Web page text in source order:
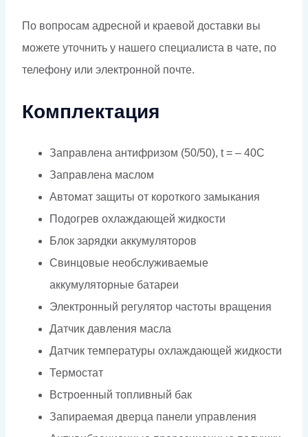
По вопросам адресной и краевой доставки вы
можете уточнить у нашего специалиста в чате, по
телефону или электронной почте.
Комплектация
Заправлена антифризом (50/50), t = – 40C
Заправлена маслом
Автомат защиты от короткого замыкания
Подогрев охлаждающей жидкости
Блок зарядки аккумуляторов
Свинцовые необслуживаемые
аккумуляторные батареи
Электронный регулятор частоты вращения
Датчик давления масла
Датчик температуры охлаждающей жидкости
Термостат
Встроенный топливный бак
Запираемая дверца панели управления